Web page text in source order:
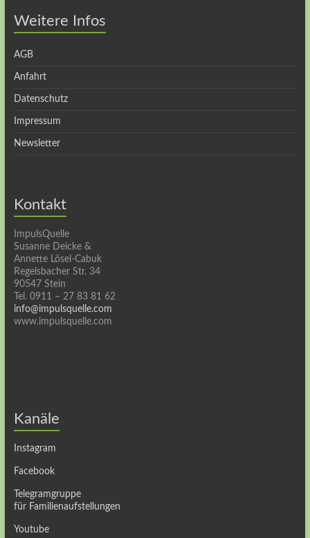
Weitere Infos
AGB
Anfahrt
Datenschutz
Impressum
Newsletter
Kontakt
ImpulsQuelle
Susanne Deicke &
Annette Lösel-Cabuk
Regelsbacher Str. 34
90547 Stein
Tel. 0911 – 27 83 81 62
info@impulsquelle.com
www.impulsquelle.com
Kanäle
Instagram
Facebook
Telegramgruppe
für Familienaufstellungen
Youtube